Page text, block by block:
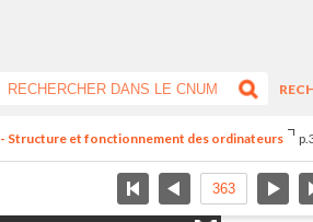
- Structure et fonctionnement des ordinateurs